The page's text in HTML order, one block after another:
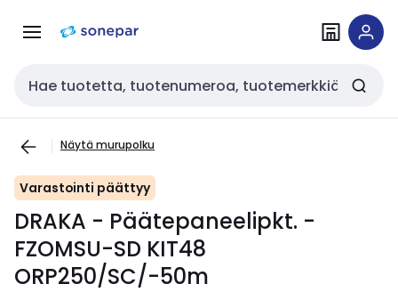
navigointiinsisältöön
Haku
Näytä murupolku
Varastointi päättyy
DRAKA - Päätepaneelipkt. -
FZOMSU-SD KIT48
ORP250/SC/-50m